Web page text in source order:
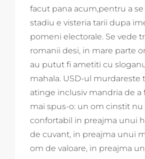
facut pana acum,pentru a se
stadiu e visteria tarii dupa
pomeni electorale. Se vede
romanii desi, in mare parte
au putut fi ametiti cu
mahala. USD-ul murdareste
atinge inclusiv mandria de a
mai spus-o: un om cinstit nu
confortabil in preajma unui
de cuvant, in preajma unui
om de valoare, in preajma